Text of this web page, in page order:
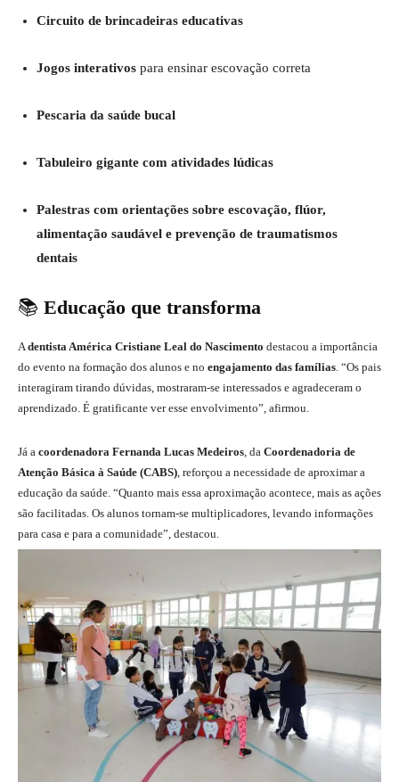
Circuito de brincadeiras educativas
Jogos interativos para ensinar escovação correta
Pescaria da saúde bucal
Tabuleiro gigante com atividades lúdicas
Palestras com orientações sobre escovação, flúor,
alimentação saudável e prevenção de traumatismos
dentais
📚 Educação que transforma
A dentista América Cristiane Leal do Nascimento destacou a importância
do evento na formação dos alunos e no engajamento das famílias . “Os pais
interagiram tirando dúvidas, mostraram-se interessados e agradeceram o
aprendizado. É gratificante ver esse envolvimento”, afirmou.
Já a coordenadora Fernanda Lucas Medeiros , da Coordenadoria de
Atenção Básica à Saúde (CABS) , reforçou a necessidade de aproximar a
educação da saúde. “Quanto mais essa aproximação acontece, mais as ações
são facilitadas. Os alunos tornam-se multiplicadores, levando informações
para casa e para a comunidade”, destacou.